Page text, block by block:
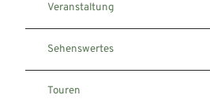
Veranstaltung
Sehenswertes
Touren